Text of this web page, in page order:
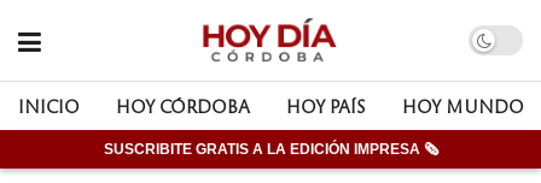
INICIO HOY CÓRDOBA HOY PAÍS HOY MUNDO
SUSCRIBITE GRATIS A LA EDICIÓN IMPRESA 🗞